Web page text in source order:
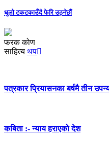
धुलो टकटकाउँदै फेरि उठ्नेछौं
फरक कोण
साहित्य थप
पत्रकार प्रियासनका बर्षमै तीन
कबिता :- न्याय हराएको देश